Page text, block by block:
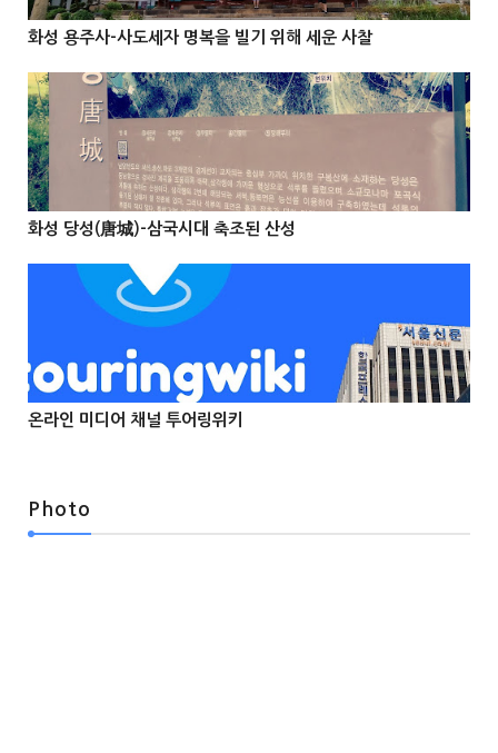
 

화성 용주사-사도세자 명복을 빌기 위해 세운 사찰
 

화성 당성(唐城)-삼국시대 축조된 산성
 

@Info
온라인 미디어 채널 투어링위키
Photo